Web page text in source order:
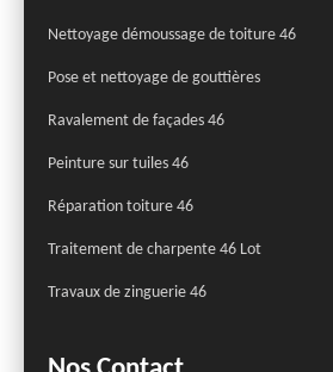
Nettoyage démoussage de toiture 46
Pose et nettoyage de gouttières
Ravalement de façades 46
Peinture sur tuiles 46
Réparation toiture 46
Traitement de charpente 46 Lot
Travaux de zinguerie 46